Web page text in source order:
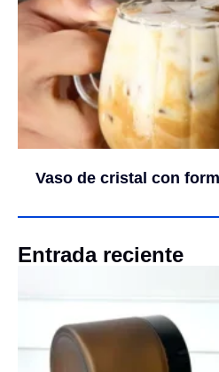
Vaso de cristal con
Entrada reciente